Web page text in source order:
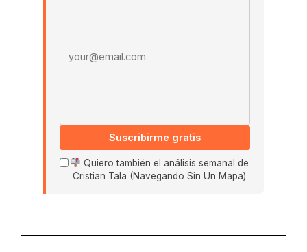
Suscribirme gratis
Quiero también el análisis semanal de
Cristian Tala (Navegando Sin Un Mapa)